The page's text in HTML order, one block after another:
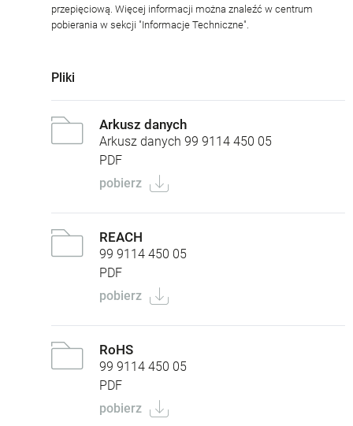
przepięciową. Więcej informacji można znaleźć w centrum
pobierania w sekcji "Informacje Techniczne".
Pliki
Arkusz danych
Arkusz danych 99 9114 450 05
PDF
pobierz
REACH
99 9114 450 05
PDF
pobierz
RoHS
99 9114 450 05
PDF
pobierz